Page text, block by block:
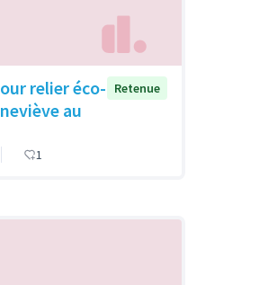
relier éco-
au
Retenue
1